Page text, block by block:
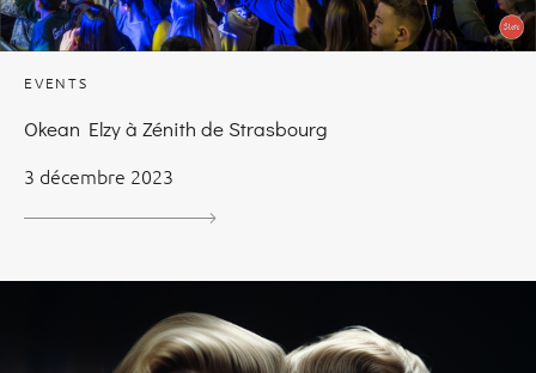
EVENTS
Okean Elzy à Zénith de Strasbourg
3 décembre 2023